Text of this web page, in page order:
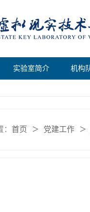
实验室简介 机构
首页 ＞ 党建工作 ＞